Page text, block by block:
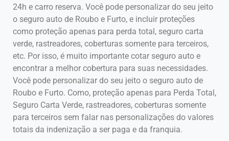
24h e carro reserva. Você pode personalizar do seu jeito
o seguro auto de Roubo e Furto, e incluir proteções
como proteção apenas para perda total, seguro carta
verde, rastreadores, coberturas somente para terceiros,
etc. Por isso, é muito importante cotar seguro auto e
encontrar a melhor cobertura para suas necessidades.
Você pode personalizar do seu jeito o seguro auto de
Roubo e Furto. Como, proteção apenas para Perda Total,
Seguro Carta Verde, rastreadores, coberturas somente
para terceiros sem falar nas personalizações do valores
totais da indenização a ser paga e da franquia.